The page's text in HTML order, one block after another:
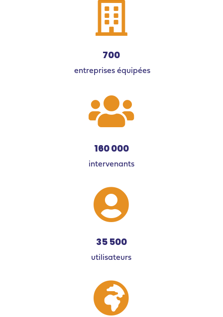

700
entreprises équipées

160 000
intervenants

35 500
utilisateurs
